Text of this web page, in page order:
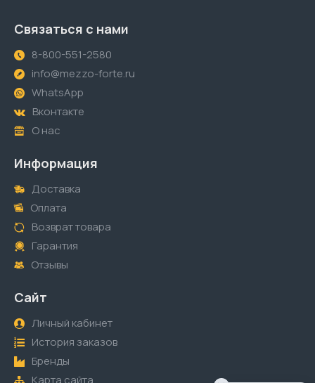
Связаться с нами
8-800-551-2580
info@mezzo-forte.ru
WhatsApp
Вконтакте
О нас
Информация
Доставка
Оплата
Возврат товара
Гарантия
Отзывы
Сайт
Личный кабинет
История заказов
Бренды
Карта сайта